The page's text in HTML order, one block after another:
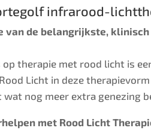
infrarood-
van de belangrijkste,
op therapie met rood licht is
Licht in deze
nog meer extra genezing
met Rood Licht